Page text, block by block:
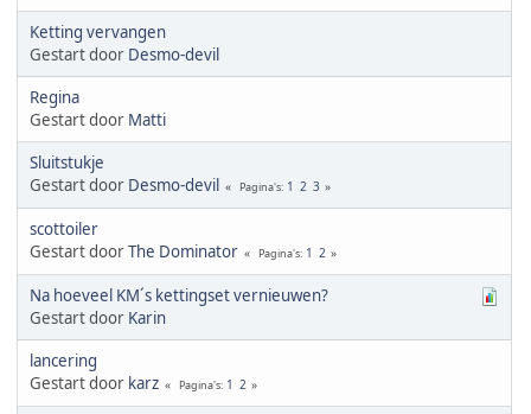
Ketting vervangen
Gestart door Desmo-devil
Regina
Gestart door Matti
Sluitstukje
Gestart door Desmo-devil Pagina's 1 2 3
scottoiler
Gestart doorThe Dominator Pagina's 1 2
Na hoeveel KM´s kettingset vernieuwen?
Gestart door Karin
lancering
Gestart door karz Pagina's 1 2